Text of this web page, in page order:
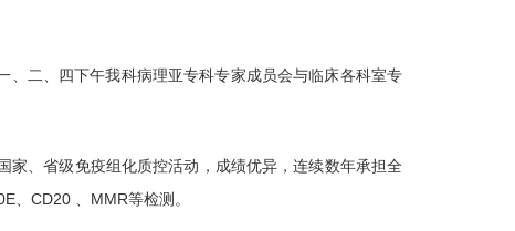
二、四下午我科病理亚专科专家成员会与临床各科室专
家、省级免疫组化质控活动，成绩优异，连续数年承担全
、CD20 、MMR等检测。